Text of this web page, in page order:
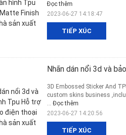
TIẾP XÚC
Đọc thêm
2023-06-27 14:18:47
Nhãn dán nổi 3d và
TIẾP XÚC
3D Embossed Sticker And
custom skins business
... Đọc thêm
2023-06-27 14:20:56